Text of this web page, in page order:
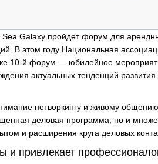
Galaxy пройдет форум для
В этом году Национальная
10-й форум — юбилейное
актуальных тенденций
нетворкингу и живому
деловая программа, но и
и расширения круга деловых
привлекает